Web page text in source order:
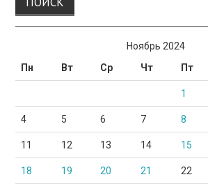
Ноябрь 2024
Пн
Вт Ср Чт Пт
1
4 5 6 7 8
11 12 13 14 15
18 19 20 21 22